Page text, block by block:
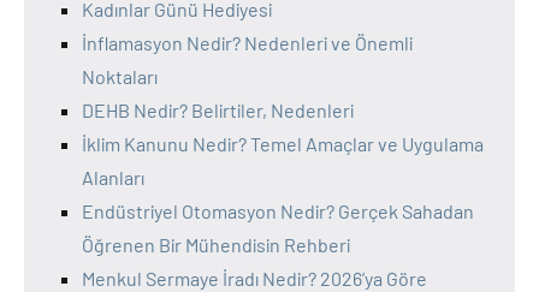
Kadınlar Günü Hediyesi
İnflamasyon Nedir? Nedenleri ve Önemli
Noktaları
DEHB Nedir? Belirtiler, Nedenleri
İklim Kanunu Nedir? Temel Amaçlar ve Uygulama
Alanları
Endüstriyel Otomasyon Nedir? Gerçek Sahadan
Öğrenen Bir Mühendisin Rehberi
Menkul Sermaye İradı Nedir? 2026’ya Göre